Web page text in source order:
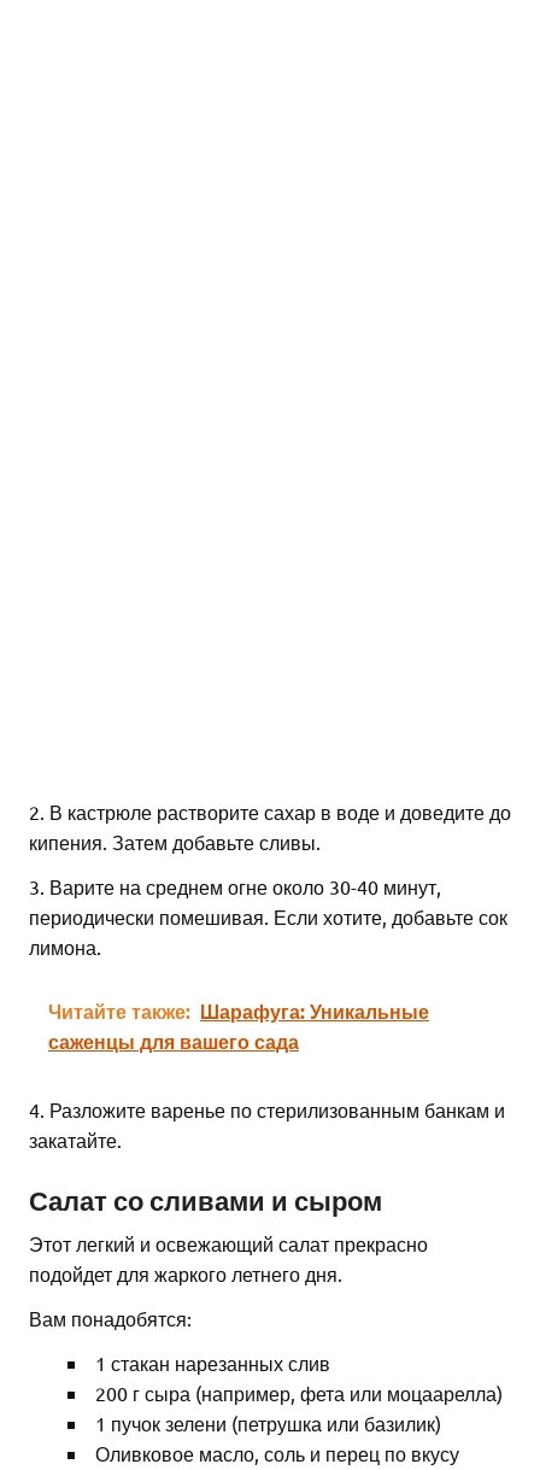
2. В кастрюле растворите сахар в воде и доведите до
кипения. Затем добавьте сливы.
3. Варите на среднем огне около 30-40 минут,
периодически помешивая. Если хотите, добавьте сок
лимона.
Читайте также: Шарафуга: Уникальные
саженцы для вашего сада
4. Разложите варенье по стерилизованным банкам и
закатайте.
Салат со сливами и сыром
Этот легкий и освежающий салат прекрасно
подойдет для жаркого летнего дня.
Вам понадобятся:
1 стакан нарезанных слив
200 г сыра (например, фета или моцаарелла)
1 пучок зелени (петрушка или базилик)
Оливковое масло, соль и перец по вкусу